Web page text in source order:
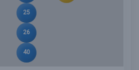
25
26
40